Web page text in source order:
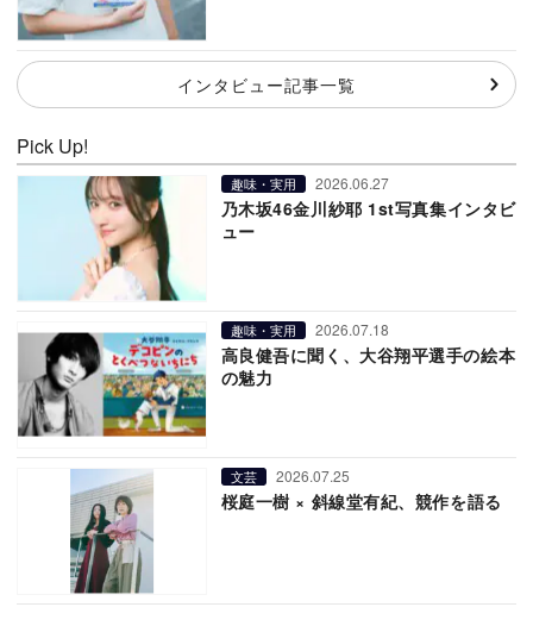
インタビュー記事一覧
Pick Up!
趣味・実用 2026.06.27
乃木坂46金川紗耶 1st写真集インタビ
ュー
趣味・実用 2026.07.18
高良健吾に聞く、大谷翔平選手の絵本
の魅力
文芸 2026.07.25
桜庭一樹 × 斜線堂有紀、競作を語る